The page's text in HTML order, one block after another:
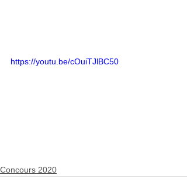
https://youtu.be/cOuiTJlBC50
Concours 2020